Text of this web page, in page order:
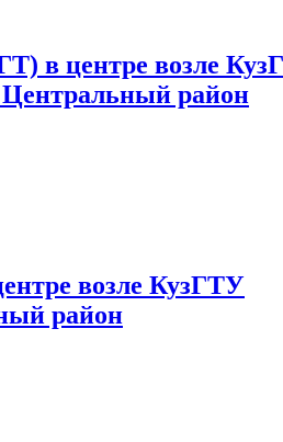
в центре возле
район
возле КузГТУ
район